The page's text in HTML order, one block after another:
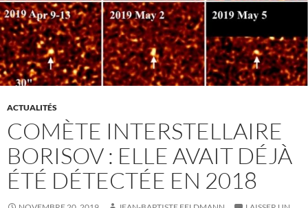
ACTUALITÉS
COMÈTE INTERSTELLAIRE
BORISOV : ELLE AVAIT DÉJÀ
ÉTÉ DÉTECTÉE EN 2018